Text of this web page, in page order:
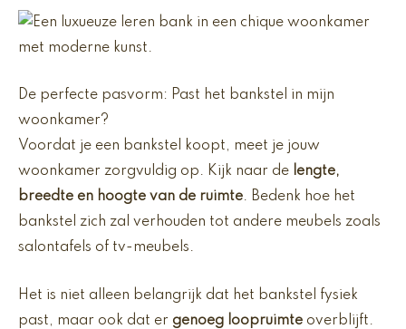
De perfecte pasvorm: Past het bankstel in mijn
woonkamer?
Voordat je een bankstel koopt, meet je jouw
woonkamer zorgvuldig op. Kijk naar de lengte,
breedte en hoogte van de ruimte. Bedenk hoe het
bankstel zich zal verhouden tot andere meubels zoals
salontafels of tv-meubels.
Het is niet alleen belangrijk dat het bankstel fysiek
past, maar ook dat er genoeg loopruimte overblijft.